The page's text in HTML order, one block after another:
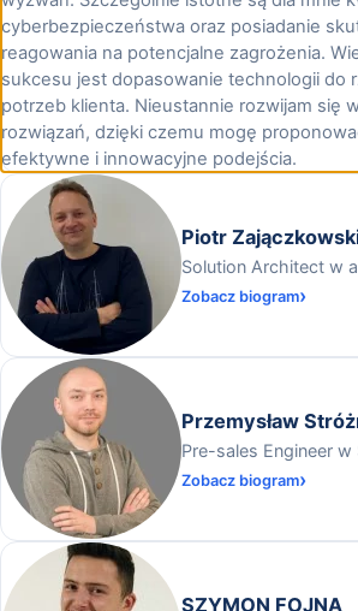
cyberbezpieczeństwa oraz posiadanie
reagowania na potencjalne zagrożenia.
sukcesu jest dopasowanie technologii do
potrzeb klienta. Nieustannie rozwijam się
rozwiązań, dzięki czemu mogę
efektywne i innowacyjne podejścia.
Piotr
Solution Architect w
Zobacz biogram
Przemysław
Pre-sales Engineer
Zobacz biogram
SZYMON FOJNA